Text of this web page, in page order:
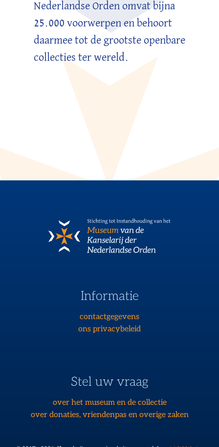
Nederlandse Orden omvat bijna
25.000 voorwerpen en behoort
daarmee tot de grootste openbare
collecties ter wereld.
Informatie
contactgegevens
ons privacybeleid
Stel uw vraag
over het museum en de collectie
over donaties, vriendenpas en overige zaken